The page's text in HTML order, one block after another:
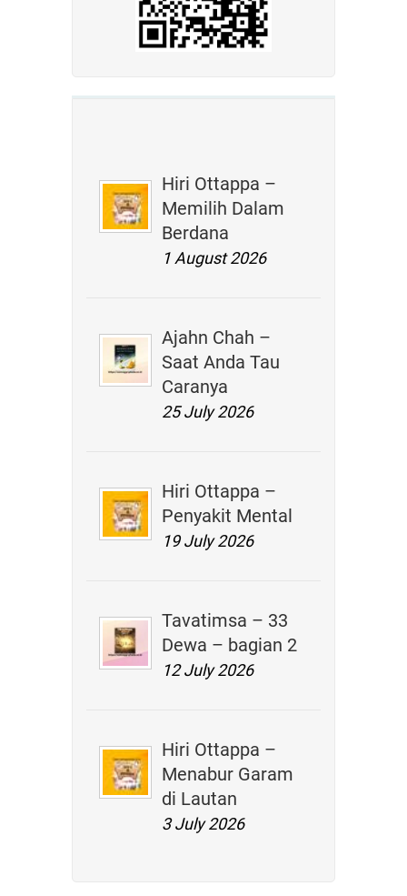
Hiri Ottappa –
Memilih Dalam
Berdana
1 August 2026
Ajahn Chah –
Saat Anda Tau
Caranya
25 July 2026
Hiri Ottappa –
Penyakit Mental
19 July 2026
Tavatimsa – 33
Dewa – bagian 2
12 July 2026
Hiri Ottappa –
Menabur Garam
di Lautan
3 July 2026